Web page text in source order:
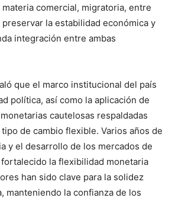
comercial, migratoria, entre
la estabilidad económica y
integración entre ambas
que el marco institucional del país
política, así como la aplicación de
cautelosas respaldadas
de cambio flexible. Varios años de
y el desarrollo de los mercados de
la flexibilidad monetaria
han sido clave para la solidez
manteniendo la confianza de los